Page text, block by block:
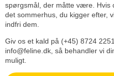
spørgsmål, der måtte være.
det sommerhus, du kigger efter,
indfri dem.
Giv os et kald på (+45) 8724
info@feline.dk, så behandler vi
muligt.